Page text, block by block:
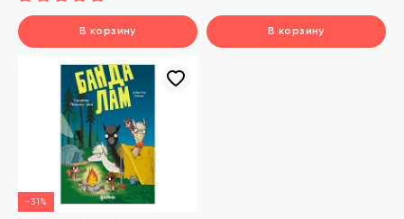
В корзину
В корзине
В корзину
-31%